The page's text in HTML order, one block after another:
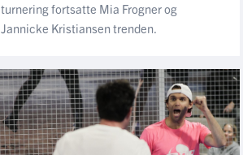
turnering fortsatte Mia Frogner og
Jannicke Kristiansen trenden.